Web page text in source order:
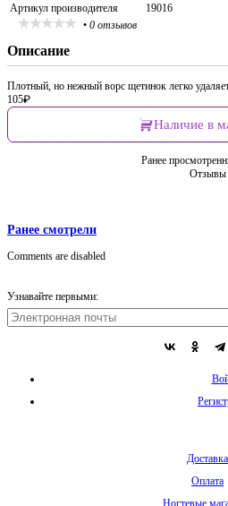
Артикул производителя
19016
• 0 отзывов
Описание
Плотный, но нежный ворс щетинок легко
105₽
Наличие в
Ранее
Отзывы
Ранее смотрели
Comments are disabled
Узнавайте первыми:
Доставка
Оплата
Ногтевые